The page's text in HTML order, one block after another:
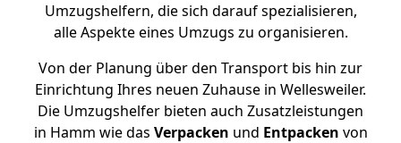
Umzugshelfern, die sich darauf spezialisieren,
alle Aspekte eines Umzugs zu organisieren.
Von der Planung über den Transport bis hin zur
Einrichtung Ihres neuen Zuhause in Wellesweiler.
Die Umzugshelfer bieten auch Zusatzleistungen
in Hamm wie das Verpacken und Entpacken von